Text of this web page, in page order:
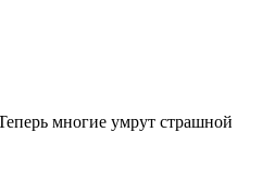
многие умрут страшной